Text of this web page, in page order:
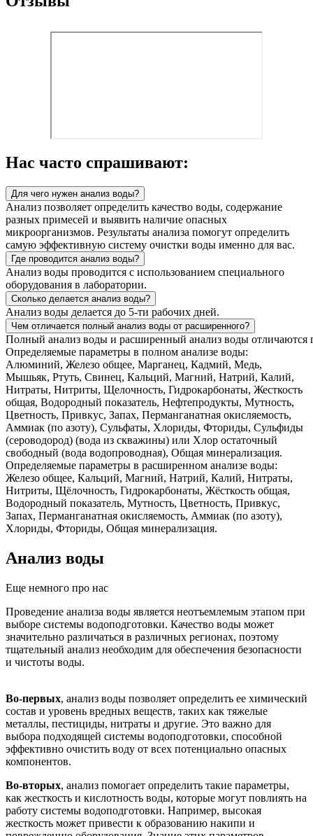
Нас часто спрашивают:
Для чего нужен анализ воды?
Анализ позволяет определить качество воды, содержание
разных примесей и выявить наличие опасных
микроорганизмов. Результаты анализа помогут определить
самую эффективную систему очистки воды именно для вас.
Где проводится анализ воды?
Анализ воды проводится с использованием специального
оборудования в лаборатории.
Сколько делается анализ воды?
Анализ воды делается до 5-ти рабочих дней.
Чем отличается полный анализ воды от расширенного?
Полный анализ воды и расширенный анализ воды отличаются
Определяемые параметры в полном анализе воды:
Алюминий, Железо общее, Марганец, Кадмий, Медь,
Мышьяк, Ртуть, Свинец, Кальций, Магний, Натрий, Калий,
Нитраты, Нитриты, Щелочность, Гидрокарбонаты, Жесткость
общая, Водородный показатель, Нефтепродукты, Мутность,
Цветность, Привкус, Запах, Перманганатная окисляемость,
Аммиак (по азоту), Сульфаты, Хлориды, Фториды, Сульфиды
(сероводород) (вода из скважины) или Хлор остаточный
свободный (вода водопроводная), Общая минерализация.
Определяемые параметры в расширенном анализе воды:
Железо общее, Кальций, Магний, Натрий, Калий, Нитраты,
Нитриты, Щёлочность, Гидрокарбонаты, Жёсткость общая,
Водородный показатель, Мутность, Цветность, Привкус,
Запах, Перманганатная окисляемость, Аммиак (по азоту),
Хлориды, Фториды, Общая минерализация.
Анализ воды
Еще немного про нас
Проведение анализа воды является неотъемлемым этапом при
выборе системы водоподготовки. Качество воды может
значительно различаться в различных регионах, поэтому
тщательный анализ необходим для обеспечения безопасности
и чистоты воды.
Во-первых, анализ воды позволяет определить ее химический
состав и уровень вредных веществ, таких как тяжелые
металлы, пестициды, нитраты и другие. Это важно для
выбора подходящей системы водоподготовки, способной
эффективно очистить воду от всех потенциально опасных
компонентов.
Во-вторых, анализ помогает определить такие параметры,
как жесткость и кислотность воды, которые могут повлиять на
работу системы водоподготовки. Например, высокая
жесткость может привести к образованию накипи и